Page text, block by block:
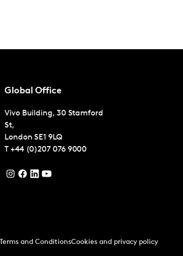
Global Office
Vivo Building, 30 Stamford
St,
London SE1 9LQ
T +44 (0)207 076 9000
Terms and ConditionsCookies and privacy policy